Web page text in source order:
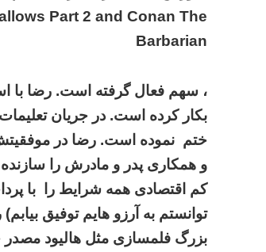
Part 2 and Conan The
Barbarian
، سهم فعال گرفته است. رضا با
بکار کرده است. در جریان
ختم نموده است. رضا در
و همکاری پدر و مادرش را سازنده
کم اقتصادی همه شرایط را با
توانستم به آرزو هایم توفیق
بزرگ فلمسازی مثل هالیود